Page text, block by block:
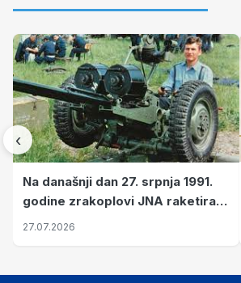
‹
Na današnji dan 27. srpnja 1991.
godine zrakoplovi JNA raketirali
su vojarnu i obučni centar "Nikola
27.07.2026